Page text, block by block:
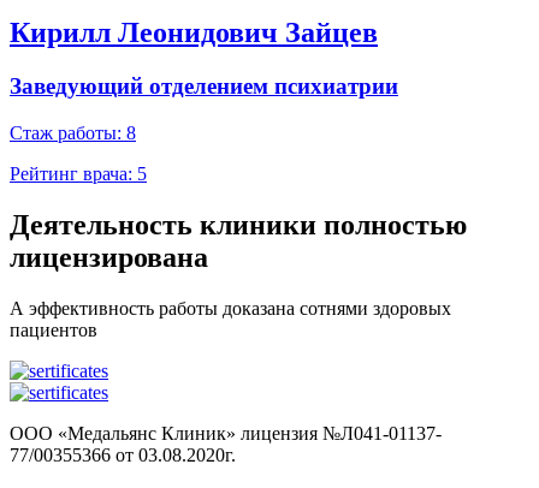
Кирилл Леонидович Зайцев
Заведующий отделением психиатрии
Стаж работы: 8
Рейтинг врача: 5
Деятельность клиники полностью
лицензирована
А эффективность работы доказана сотнями здоровых
пациентов
ООО «Медальянс Клиник» лицензия №Л041-01137-
77/00355366 от 03.08.2020г.